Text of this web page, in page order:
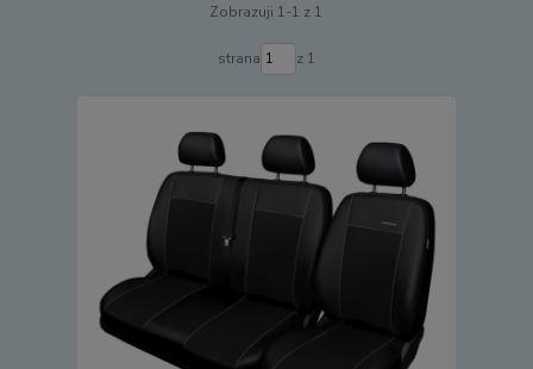
Zobrazuji 1-1 z 1
strana z 1